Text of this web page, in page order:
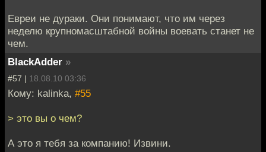
Евреи не дураки. Они понимают, что им через
неделю крупномасштабной войны воевать станет не
чем.
BlackAdder »
#57 | 18.08.10 03:36
Кому: kalinka, #55
> это вы о чем?
А это я тебя за компанию! Извини.